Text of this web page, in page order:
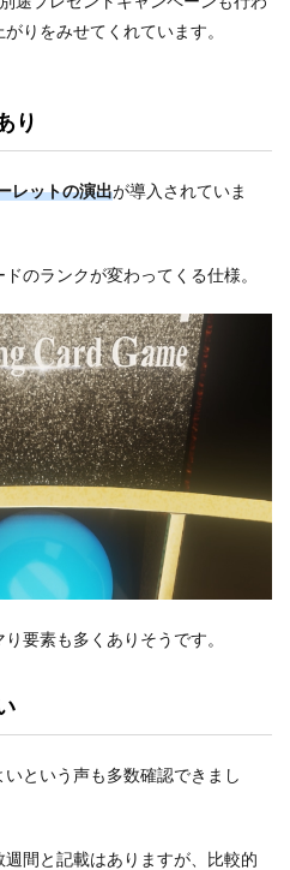
りをみせてくれています。
り
レットの演出が導入されていま
のランクが変わってくる仕様。
要素も多くありそうです。
という声も多数確認できまし
間と記載はありますが、比較的